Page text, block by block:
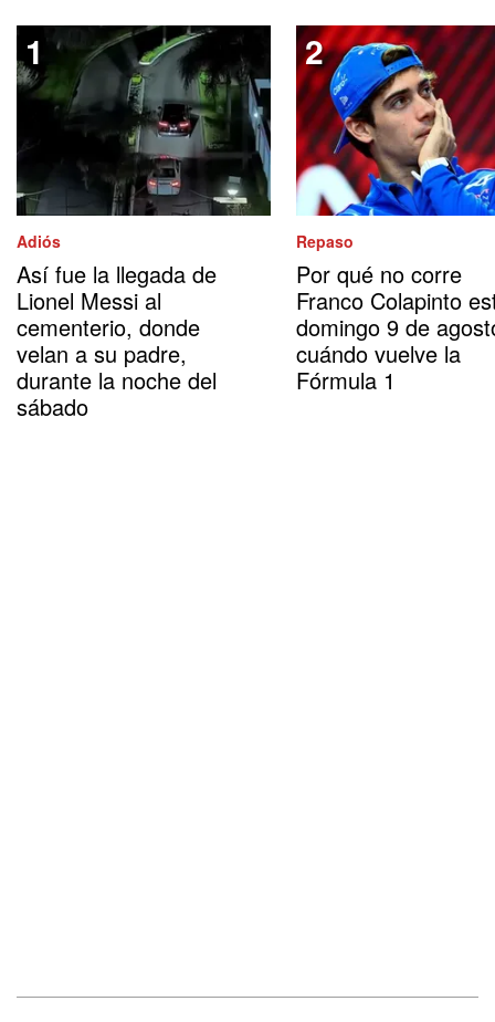
Adiós
Así fue la llegada de
Lionel Messi al
cementerio, donde
velan a su padre,
durante la noche del
sábado
Repaso
Por qué no corre
Franco Colapinto
domingo 9 de
cuándo vuelve la
Fórmula 1